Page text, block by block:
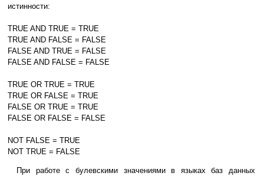
истинности:
TRUE AND TRUE = TRUE
TRUE AND FALSE = FALSE
FALSE AND TRUE = FALSE
FALSE AND FALSE = FALSE
TRUE OR TRUE = TRUE
TRUE OR FALSE = TRUE
FALSE OR TRUE = TRUE
FALSE OR FALSE = FALSE
NOT FALSE = TRUE
NOT TRUE = FALSE
При работе с булевскими значениями в языках баз данных